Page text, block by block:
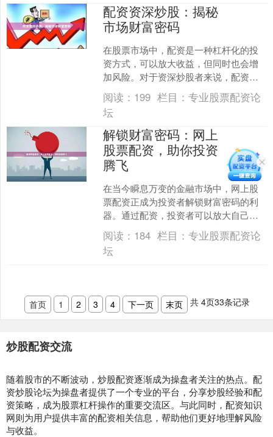
配资资深炒股：揭秘
市场财富密码
在股票市场中，配资是一种杠杆化的投
资方式，可以放大收益，但同时也会增
加风险。对于资深炒股者来说，配资是
一把双刃剑，使用得当可以带来丰厚的
回报，但使用不当则可能导....
阅读： 199 栏目：专业股票配资论
坛
解锁财富密码：网上
股票配资，助你投资
腾飞
在当今瞬息万变的金融市场中，网上股
票配资正成为投资者解锁财富密码的利
器。通过配资，投资者可以放大自己的
资金，从而获得更高的投资收益。 网上
股票配资平台提供灵活的....
阅读： 184 栏目：专业股票配资论
坛
首页 1 2 3 4 下一页 末页 共4页33条记录
炒股配资交流
随着股市的不断波动，炒股配资逐渐成为操盘者关注的热点。配
资炒股论坛为操盘者提供了一个专业的平台，分享炒股经验和配
资策略，成为股票杠杆操作的重要交流区。与此同时，配资知识
网则为用户提供丰富的配资相关信息，帮助他们更好地理解风险
与收益。